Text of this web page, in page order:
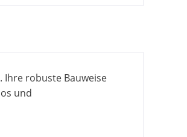
Ihre robuste Bauweise
und